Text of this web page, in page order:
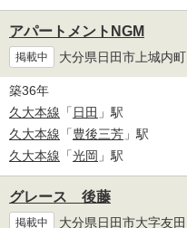
アパートメントNGM
掲載中 大分県日田市上城内町
築36年
久大本線 「 日田 」駅
久大本線 「豊後三芳 」駅
久大本線 「光岡 」駅
グレース 後藤
掲載中 大分県日田市大字友田